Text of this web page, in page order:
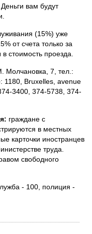
вам будут
(15%) уже
от счета только за
стоимость проезда.
Молчановка, 7, тел.:
1180, Bruxelles, avenue
3400, 374-5738, 374-
граждане с
в местных
карточки иностранцев
труда.
свободного
- 100, полиция -